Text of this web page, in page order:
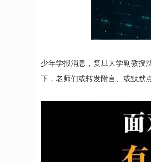
少年学报消息，复旦大学副教授
下，老师们或转发附言、或默默